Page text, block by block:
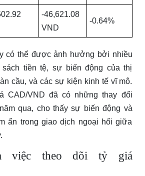
-46,621.08
VND
-0.64%
có thể được ảnh hưởng bởi nhiều
tiền tệ, sự biến động của thị
cầu, và các sự kiện kinh tế vĩ mô.
CAD/VND đã có những thay đổi
qua, cho thấy sự biến động và
ẩn trong giao dịch ngoại hối giữa
việc theo dõi tỷ giá